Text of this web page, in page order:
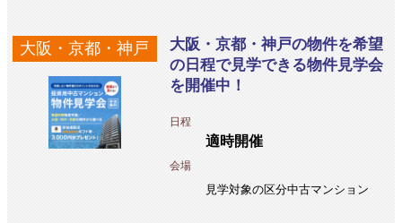
大阪・京都・神戸
大阪・京都・神戸の物件を希望
の日程で見学できる物件見学会
を開催中！
日程
適時開催
会場
見学対象の区分中古マンション